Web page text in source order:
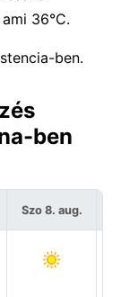
36°C.
ben.
ben
Szo 8. aug.